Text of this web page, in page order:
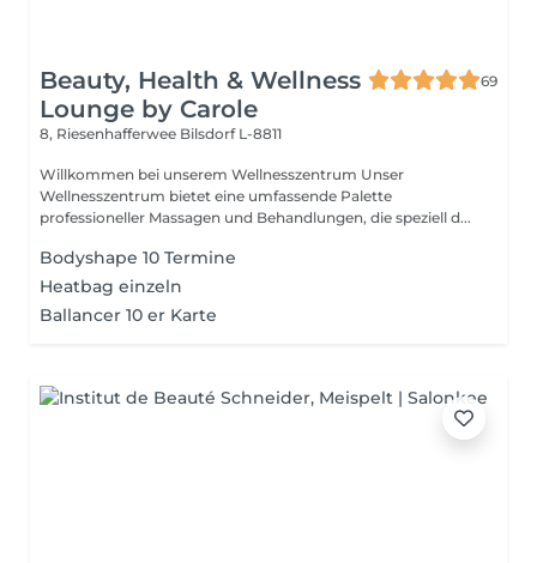
Beauty, Health & Wellness
Lounge by Carole
69
8, Riesenhafferwee Bilsdorf L-8811
Willkommen bei unserem Wellnesszentrum Unser
Wellnesszentrum bietet eine umfassende Palette
professioneller Massagen und Behandlungen, die speziell d...
Bodyshape 10 Termine
Heatbag einzeln
Ballancer 10 er Karte